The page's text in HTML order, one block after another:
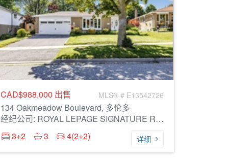
CAD$988,000 出售 MLS® # E13542726
134 Oakmeadow Boulevard, 多伦多
经纪公司: ROYAL LEPAGE SIGNATURE REALTY
3+2
3 4(2+2) 详细